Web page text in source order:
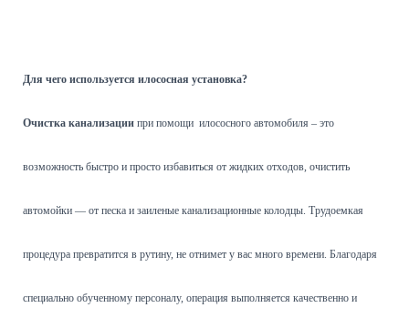
Для чего используется илососная установка?
Очистка канализации при помощи илососного автомобиля – это
возможность быстро и просто избавиться от жидких отходов, очистить
автомойки — от песка и заиленые канализационные колодцы. Трудоемкая
процедура превратится в рутину, не отнимет у вас много времени. Благодаря
специально обученному персоналу, операция выполняется качественно и